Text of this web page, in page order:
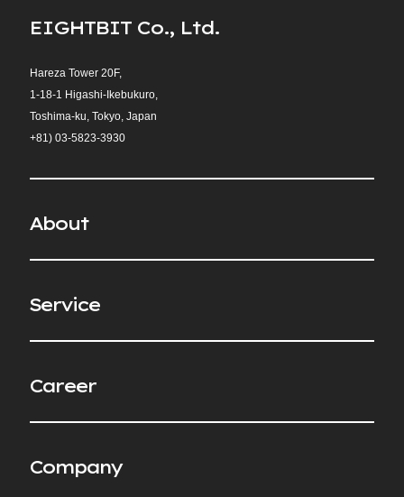
EIGHTBIT Co., Ltd.
Hareza Tower 20F,
1-18-1 Higashi-Ikebukuro,
Toshima-ku, Tokyo, Japan
+81) 03-5823-3930
About
Service
Career
Company